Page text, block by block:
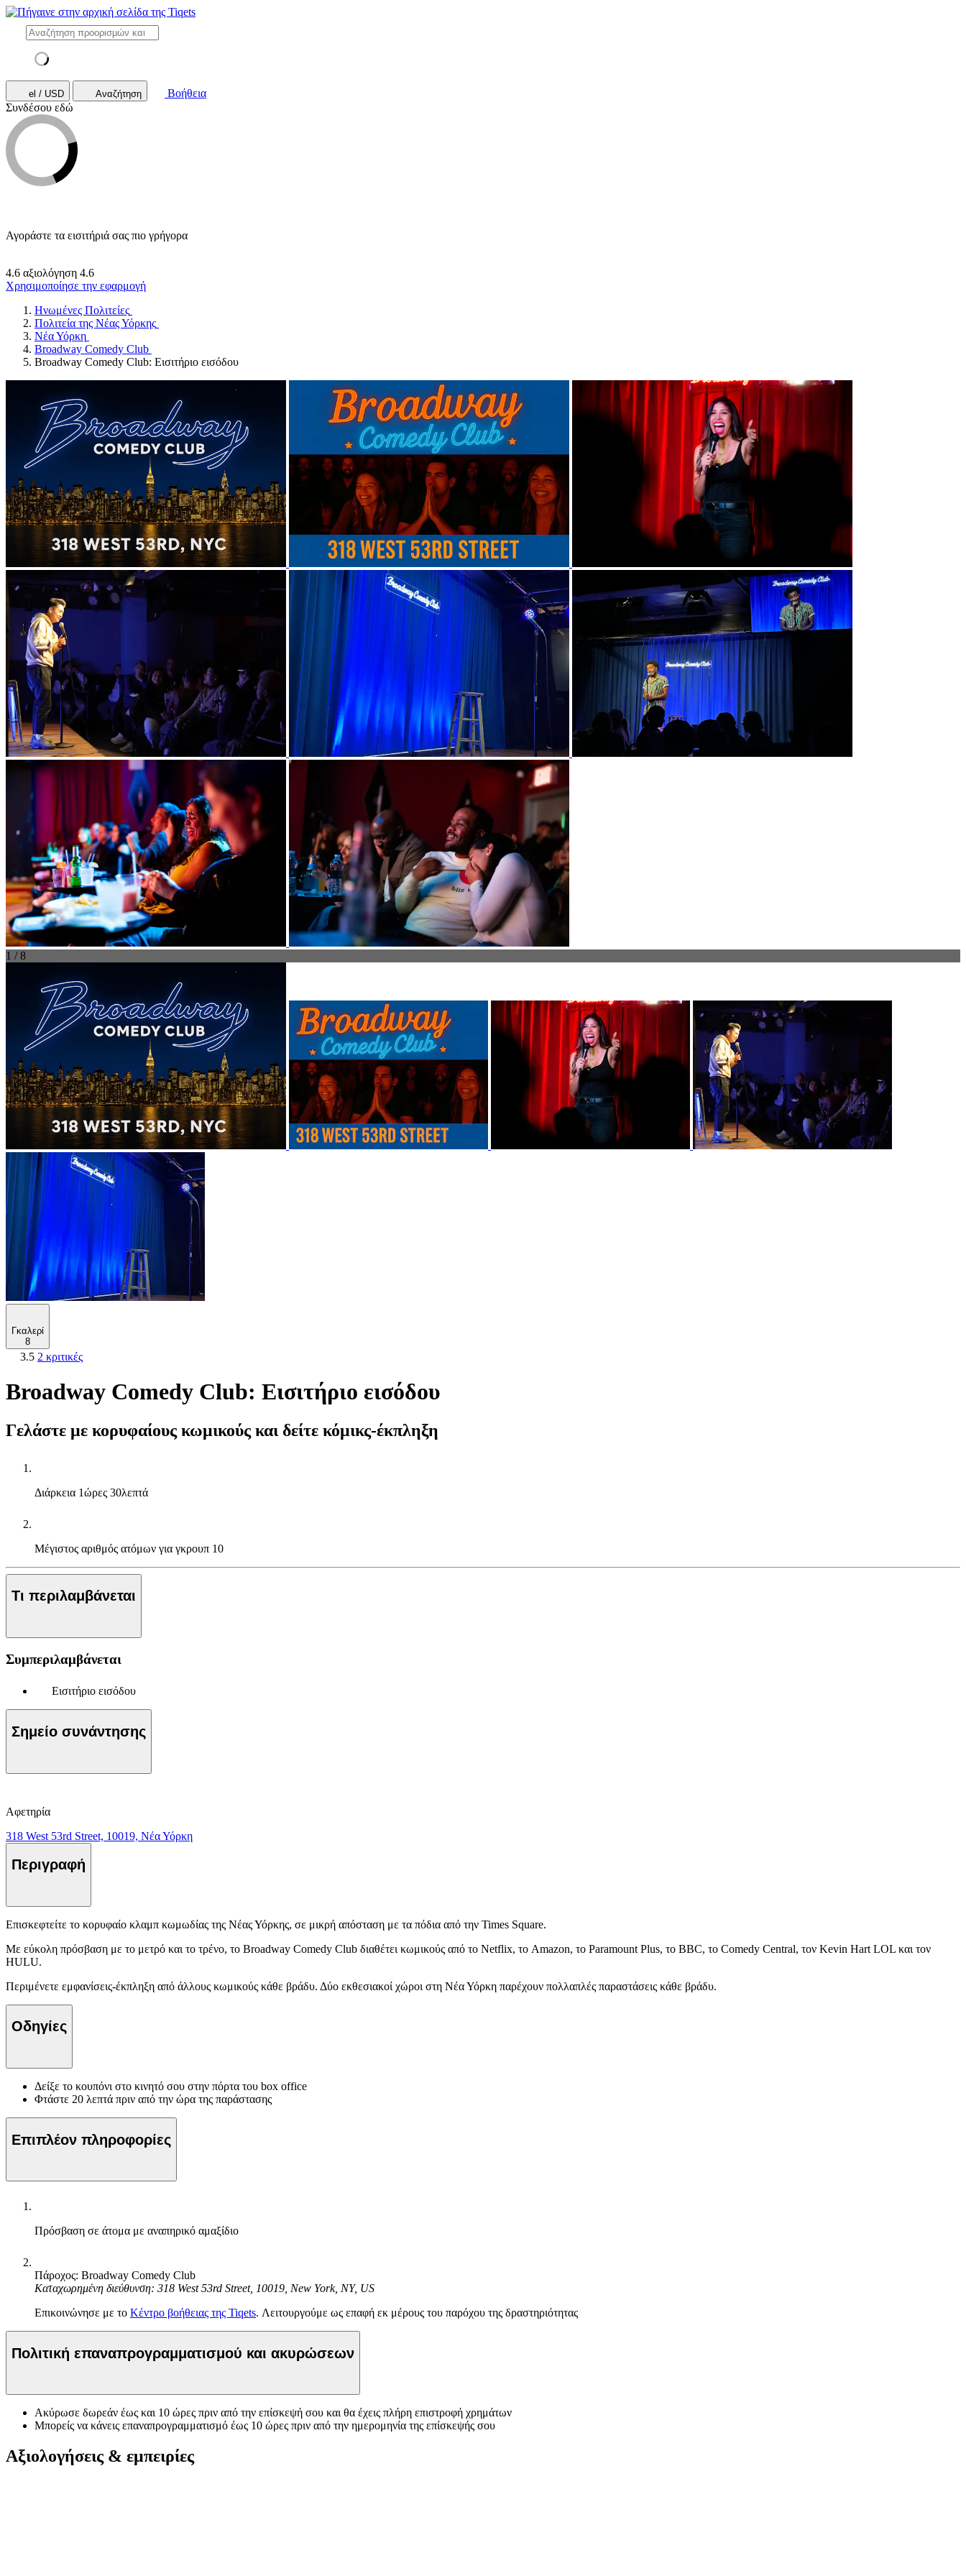
el / USD Αναζήτηση
Βοήθεια
Συνδέσου εδώ
Αγοράστε τα εισιτήριά σας πιο γρήγορα
4.6 αξιολόγηση 4.6
Χρησιμοποίησε την εφαρμογή
Ηνωμένες Πολιτείες
Πολιτεία της Νέας Υόρκης
Νέα Υόρκη
Broadway Comedy Club
Broadway Comedy Club: Εισιτήριο εισόδου
1 / 8
Γκαλερί
8
3.5 2 κριτικές
Broadway Comedy Club: Εισιτήριο εισόδου
Γελάστε με κορυφαίους κωμικούς και δείτε κόμικς-έκπληξη
Διάρκεια 1ώρες 30λεπτά
Μέγιστος αριθμός ατόμων για γκρουπ 10
Τι περιλαμβάνεται
Συμπεριλαμβάνεται
Εισιτήριο εισόδου
Σημείο συνάντησης
Αφετηρία
318 West 53rd Street, 10019, Νέα Υόρκη
Περιγραφή
Επισκεφτείτε το κορυφαίο κλαμπ κωμωδίας της Νέας Υόρκης, σε μικρή απόσταση με τα πόδια από την Times Square.
Με εύκολη πρόσβαση με το μετρό και το τρένο, το Broadway Comedy Club διαθέτει κωμικούς από το Netflix, το Amazon, το Paramount Plus, το BBC, το Comedy Central, τον Kevin Hart LOL και τον
HULU.
Περιμένετε εμφανίσεις-έκπληξη από άλλους κωμικούς κάθε βράδυ. Δύο εκθεσιακοί χώροι στη Νέα Υόρκη παρέχουν πολλαπλές παραστάσεις κάθε βράδυ.
Οδηγίες
Δείξε το κουπόνι στο κινητό σου στην πόρτα του box office
Φτάστε 20 λεπτά πριν από την ώρα της παράστασης
Επιπλέον πληροφορίες
Πρόσβαση σε άτομα με αναπηρικό αμαξίδιο
Πάροχος: Broadway Comedy Club
Καταχωρημένη διεύθυνση: 318 West 53rd Street, 10019, New York, NY, US
Επικοινώνησε με το Κέντρο βοήθειας της Tiqets. Λειτουργούμε ως επαφή εκ μέρους του παρόχου της δραστηριότητας
Πολιτική επαναπρογραμματισμού και ακυρώσεων
Ακύρωσε δωρεάν έως και 10 ώρες πριν από την επίσκεψή σου και θα έχεις πλήρη επιστροφή χρημάτων
Μπορείς να κάνεις επαναπρογραμματισμό έως 10 ώρες πριν από την ημερομηνία της επίσκεψής σου
Αξιολογήσεις & εμπειρίες